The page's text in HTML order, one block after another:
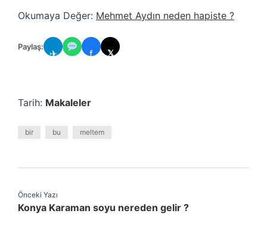
Okumaya Değer: Mehmet Aydın neden hapiste ?
Paylaş:
✈ f 𝕏
Tarih: Makaleler
bir bu meltem
Önceki Yazı
Konya Karaman soyu nereden gelir ?